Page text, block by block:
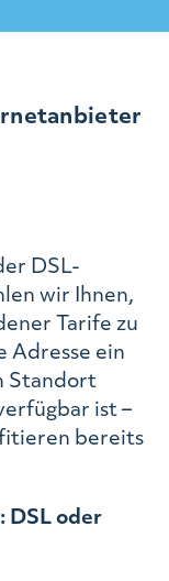
DSL-
wir Ihnen,
Tarife zu
Adresse ein
Standort
ist –
bereits
DSL oder